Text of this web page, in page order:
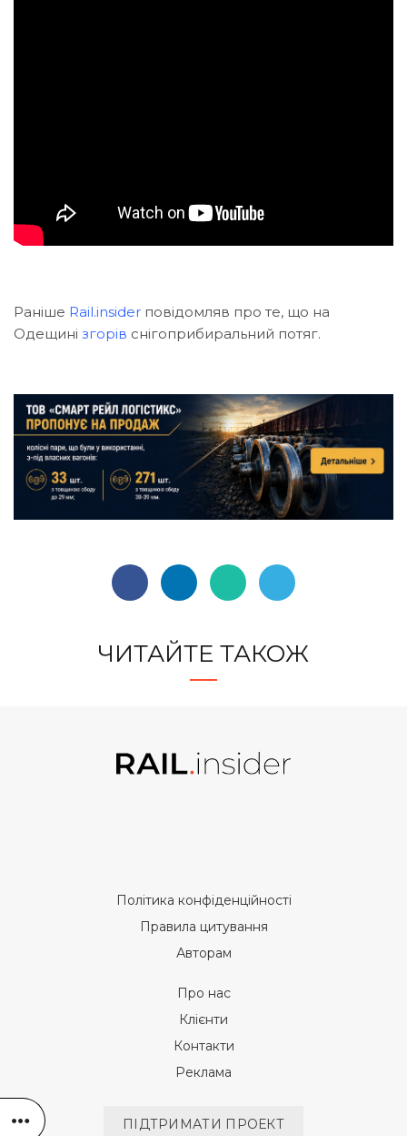
Раніше Rail.insider повідомляв про те, що на
Одещині згорів снігоприбиральний потяг.
ЧИТАЙТЕ ТАКОЖ
Політика конфіденційності
Правила цитування
Авторам
Про нас
Клієнти
Контакти
Реклама
ПІДТРИМАТИ ПРОЕКТ